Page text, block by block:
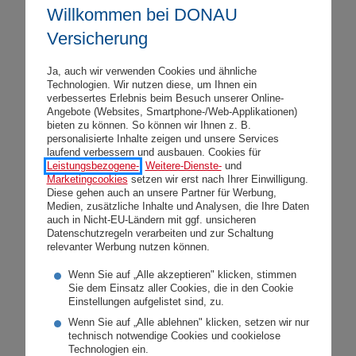
Willkommen bei DONAU
Versicherung
Ja, auch wir verwenden Cookies und ähnliche
Technologien. Wir nutzen diese, um Ihnen ein
verbessertes Erlebnis beim Besuch unserer Online-
Angebote (Websites, Smartphone-/Web-Applikationen)
bieten zu können. So können wir Ihnen z. B.
personalisierte Inhalte zeigen und unsere Services
laufend verbessern und ausbauen. Cookies für
Leistungsbezogene-, Weitere-Dienste-und
Marketingcookies setzen wir erst nach Ihrer Einwilligung.
Diese gehen auch an unsere Partner für Werbung,
Medien, zusätzliche Inhalte und Analysen, die Ihre Daten
auch in Nicht-EU-Ländern mit ggf. unsicheren
Datenschutzregeln verarbeiten und zur Schaltung
relevanter Werbung nutzen können.
Wenn Sie auf „Alle akzeptieren" klicken, stimmen
Sie dem Einsatz aller Cookies, die in den Cookie
Einstellungen aufgelistet sind, zu.
Wenn Sie auf „Alle ablehnen" klicken, setzen wir nur
technisch notwendige Cookies und cookielose
Technologien ein.
Schadensszenario:
betriebliche Kommunikationsnetzwerk
eingeschleust. Diese Schadsoftware legt
nach und nach den Betrieb lahm.
Kundendaten werden gelöscht,
innerbetriebliche Seiten können nicht mehr
geöffnet werden. Das Unternehmen wird
dadurch handlungsunfähig: Rechnungen
können nicht mehr ausgestellt werden,
Kunden können nicht bedient werden, ein
Imageschaden entsteht.
Die Leistung der DONAU:Die
Cyberversicherung wird kontaktiert. Diese